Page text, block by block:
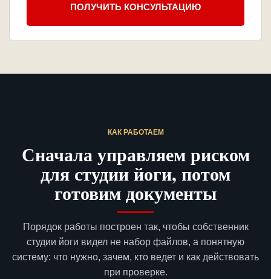
ПОЛУЧИТЬ КОНСУЛЬТАЦИЮ
КАК РАБОТАЕМ
Сначала управляем риском
для студии йоги, потом
готовим документы
Порядок работы построен так, чтобы собственник
студии йоги видел не набор файлов, а понятную
систему: что нужно, зачем, кто ведет и как действовать
при проверке.